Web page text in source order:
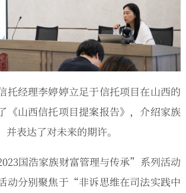
托经理李婷婷立足于信托项目在山西的
《山西信托项目提案报告》，介绍家族
表达了对未来的期许。
国浩家族财富管理与传承”系列活动
动分别聚焦于“非诉思维在司法实践中